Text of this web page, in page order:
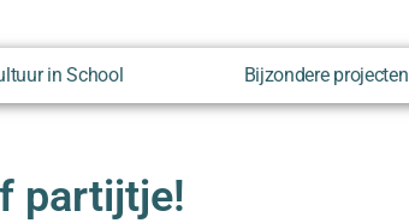
in School Bijzondere projecten
partijtje!